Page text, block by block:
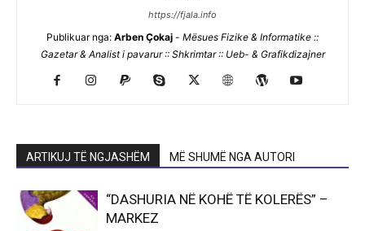
https://fjala.info
Publikuar nga: Arben Çokaj - Mësues Fizike & Informatike ::
Gazetar & Analist i pavarur :: Shkrimtar :: Ueb- & Grafikdizajner
ARTIKUJ TË NGJASHËM MË SHUMË NGA AUTORI
“DASHURIA NË KOHË TË KOLERËS” –
MARKEZ